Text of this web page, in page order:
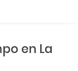
en La